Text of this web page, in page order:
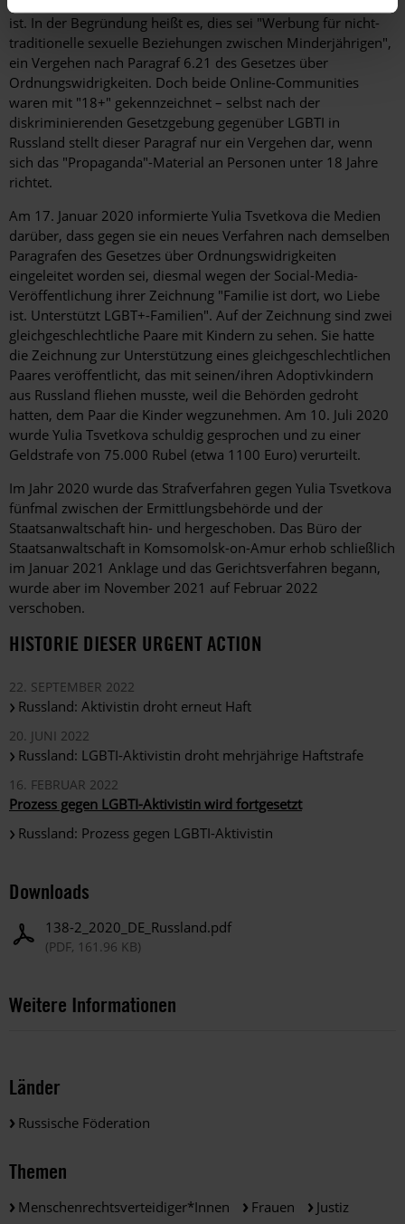
ist. In der Begründung heißt es, dies sei "Werbung für nicht-
traditionelle sexuelle Beziehungen zwischen Minderjährigen",
ein Vergehen nach Paragraf 6.21 des Gesetzes über
Ordnungswidrigkeiten. Doch beide Online-Communities
waren mit "18+" gekennzeichnet – selbst nach der
diskriminierenden Gesetzgebung gegenüber LGBTI in
Russland stellt dieser Paragraf nur ein Vergehen dar, wenn
sich das "Propaganda"-Material an Personen unter 18 Jahre
richtet.
Am 17. Januar 2020 informierte Yulia Tsvetkova die Medien
darüber, dass gegen sie ein neues Verfahren nach demselben
Paragrafen des Gesetzes über Ordnungswidrigkeiten
eingeleitet worden sei, diesmal wegen der Social-Media-
Veröffentlichung ihrer Zeichnung "Familie ist dort, wo Liebe
ist. Unterstützt LGBT+-Familien". Auf der Zeichnung sind zwei
gleichgeschlechtliche Paare mit Kindern zu sehen. Sie hatte
die Zeichnung zur Unterstützung eines gleichgeschlechtlichen
Paares veröffentlicht, das mit seinen/ihren Adoptivkindern
aus Russland fliehen musste, weil die Behörden gedroht
hatten, dem Paar die Kinder wegzunehmen. Am 10. Juli 2020
wurde Yulia Tsvetkova schuldig gesprochen und zu einer
Geldstrafe von 75.000 Rubel (etwa 1100 Euro) verurteilt.
Im Jahr 2020 wurde das Strafverfahren gegen Yulia Tsvetkova
fünfmal zwischen der Ermittlungsbehörde und der
Staatsanwaltschaft hin- und hergeschoben. Das Büro der
Staatsanwaltschaft in Komsomolsk-on-Amur erhob schließlich
im Januar 2021 Anklage und das Gerichtsverfahren begann,
wurde aber im November 2021 auf Februar 2022
verschoben.
HISTORIE DIESER URGENT ACTION
22. SEPTEMBER 2022
Russland: Aktivistin droht erneut Haft
20. JUNI 2022
Russland: LGBTI-Aktivistin droht mehrjährige Haftstrafe
16. FEBRUAR 2022
Prozess gegen LGBTI-Aktivistin wird fortgesetzt
Russland: Prozess gegen LGBTI-Aktivistin
Downloads
138-2_2020_DE_Russland.pdf
(PDF, 161.96 KB)
Weitere Informationen
Länder
Russische Föderation
Themen
Menschenrechtsverteidiger*innen Frauen
Justiz